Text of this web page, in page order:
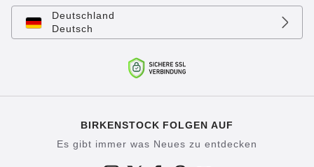
Deutschland
Deutsch
BIRKENSTOCK FOLGEN AUF
Es gibt immer was Neues zu entdecken